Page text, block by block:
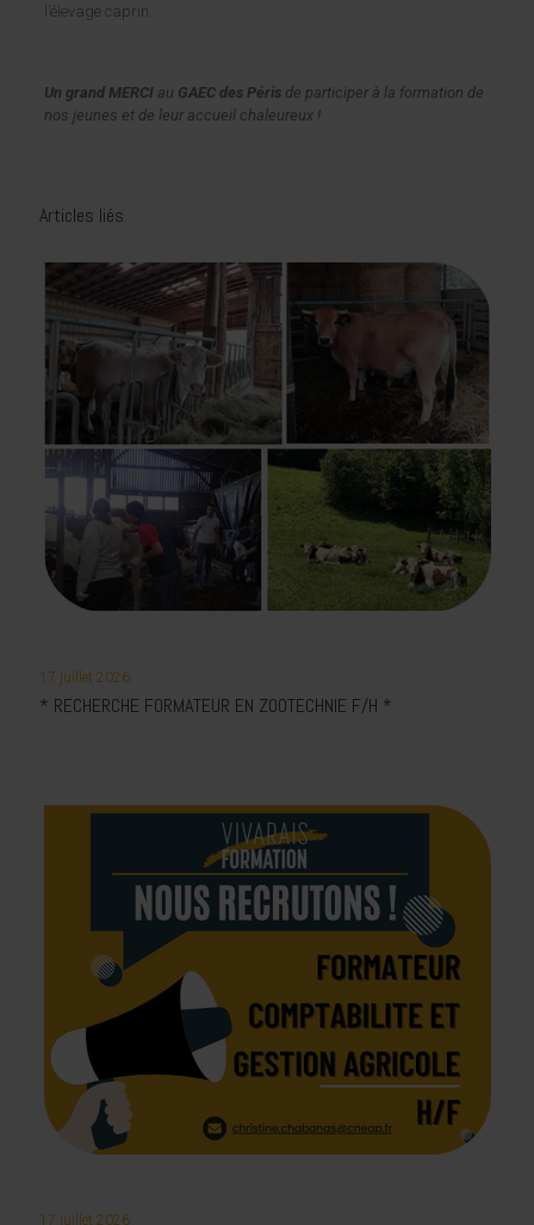
l’élevage caprin.
Un grand MERCI au GAEC des Périsde participer à la formation de
nos jeunes et de leur accueil chaleureux !
Articles liés
17 juillet 2026
* RECHERCHE FORMATEUR EN ZOOTECHNIE F/H *
17 juillet 2026